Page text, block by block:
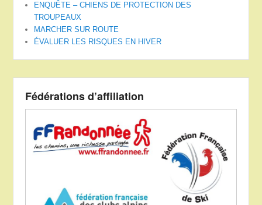
ENQUÊTE – CHIENS DE PROTECTION DES
TROUPEAUX
MARCHER SUR ROUTE
ÉVALUER LES RISQUES EN HIVER
Fédérations d’affiliation